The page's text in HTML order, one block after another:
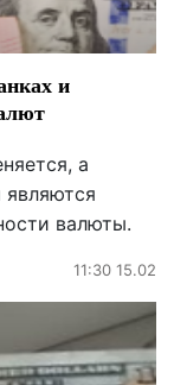
и
а
являются
валюты.
11:30 15.02